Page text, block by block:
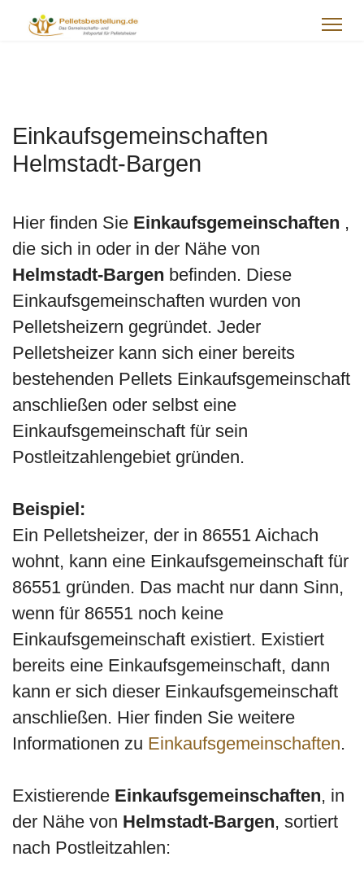
Einkaufsgemeinschaften
Helmstadt-Bargen
Hier finden Sie Einkaufsgemeinschaften ,
die sich in oder in der Nähe von
Helmstadt-Bargen befinden. Diese
Einkaufsgemeinschaften wurden von
Pelletsheizern gegründet. Jeder
Pelletsheizer kann sich einer bereits
bestehenden Pellets Einkaufsgemeinschaft
anschließen oder selbst eine
Einkaufsgemeinschaft für sein
Postleitzahlengebiet gründen.
Beispiel:
Ein Pelletsheizer, der in 86551 Aichach
wohnt, kann eine Einkaufsgemeinschaft für
86551 gründen. Das macht nur dann Sinn,
wenn für 86551 noch keine
Einkaufsgemeinschaft existiert. Existiert
bereits eine Einkaufsgemeinschaft, dann
kann er sich dieser Einkaufsgemeinschaft
anschließen. Hier finden Sie weitere
Informationen zu Einkaufsgemeinschaften.
Existierende Einkaufsgemeinschaften, in
der Nähe von Helmstadt-Bargen, sortiert
nach Postleitzahlen: